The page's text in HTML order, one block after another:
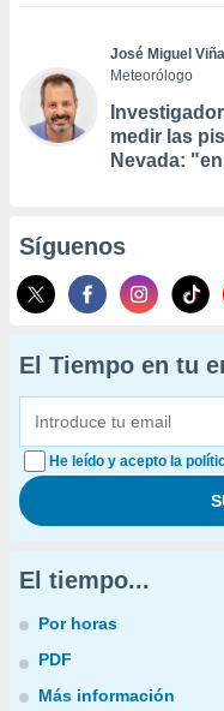
José Miguel
Meteorólogo
medir las
Nevada:
Síguenos
El Tiempo en tu
He leído y acepto la
El tiempo...
Por horas
PDF
Más información